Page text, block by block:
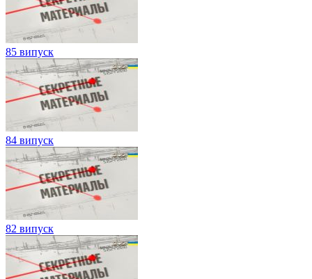
85 випуск
84 випуск
82 випуск